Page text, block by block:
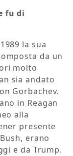
fu di
la sua
da un
molto
sia andato
Gorbachev.
in Reagan
alla
presente
erano
e da Trump.